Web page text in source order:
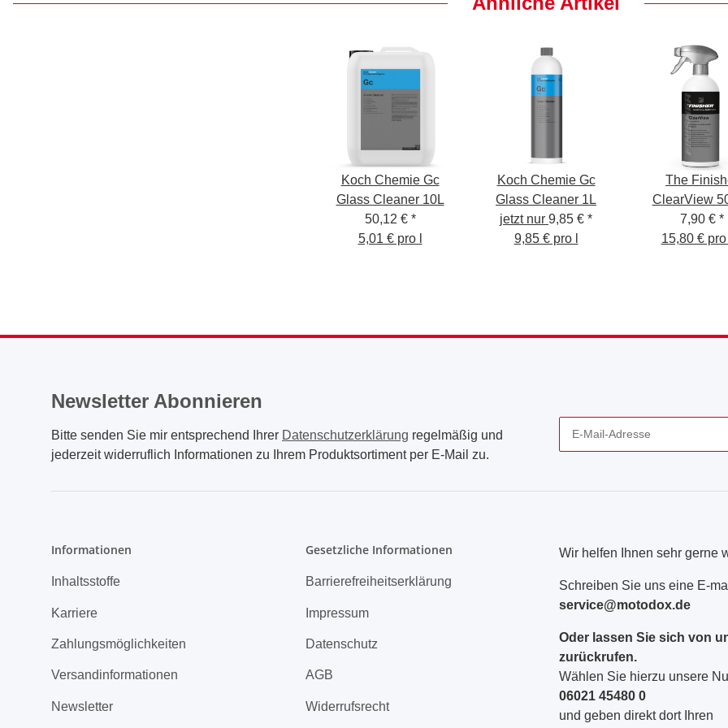
Koch Chemie Gc
Glass Cleaner 10L
50,12 € *
5,01 € pro l
Koch Chemie Gc
Glass Cleaner 1L
jetzt nur 9,85 € *
9,85 € pro l
The
ClearView
7,90 € *
15,80 € pro
Newsletter Abonnieren
Bitte senden Sie mir entsprechend Ihrer Datenschutzerklärung regelmäßig und
jederzeit widerruflich Informationen zu Ihrem Produktsortiment per E-Mail zu.
Informationen
Inhaltsstoffe
Karriere
Zahlungsmöglichkeiten
Versandinformationen
Newsletter
Gesetzliche Informationen
Barrierefreiheitserklärung
Impressum
Datenschutz
AGB
Widerrufsrecht
Wir helfen Ihnen sehr gerne
Schreiben Sie uns eine E-
service@motodox.de
Oder lassen Sie sich von
zurückrufen.
Wählen Sie hierzu unsere
06021 45480 0
und geben direkt dort Ihren